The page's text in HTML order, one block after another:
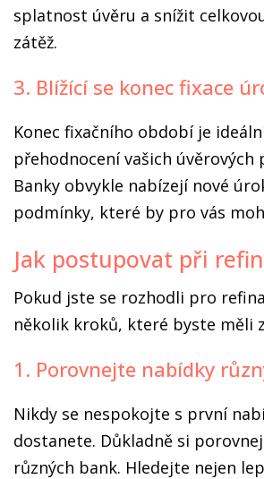
splatnost úvěru a snížit
zátěž.
3. Blížící se konec fixace
Konec fixačního období je
přehodnocení vašich úvěrových
Banky obvykle nabízejí nové
podmínky, které by pro vás
Jak postupovat při
Pokud jste se rozhodli pro
několik kroků, které byste měli
1. Porovnejte nabídky
Nikdy se nespokojte s první
dostanete. Důkladně si
různých bank. Hledejte nejen